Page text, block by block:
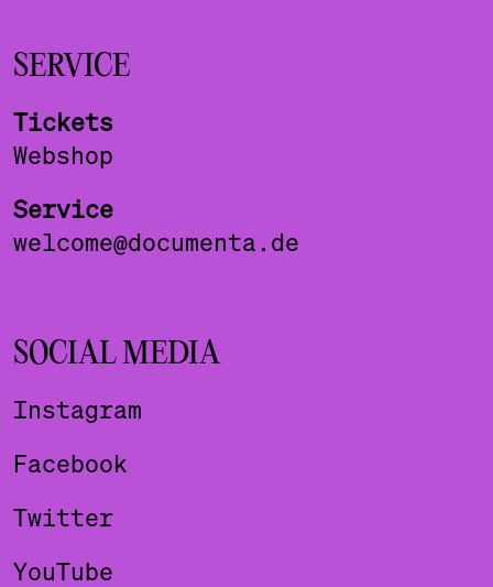
SERVICE
Tickets
Webshop
Service
welcome@documenta.de
SOCIAL MEDIA
Instagram
Facebook
Twitter
YouTube